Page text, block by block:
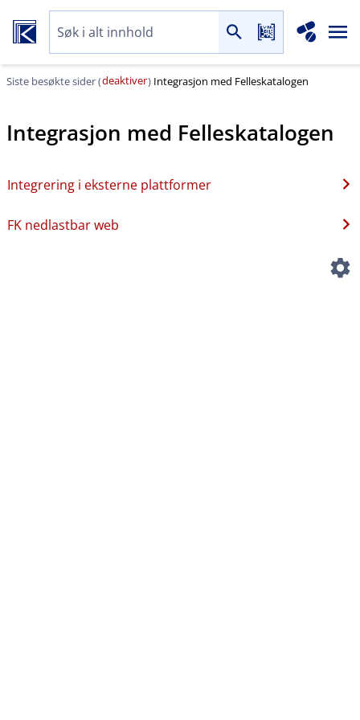
Siste besøkte sider (deaktiver) Integrasjon med Felleskatalogen
Integrasjon med Felleskatalogen
Integrering i eksterne plattformer
FK nedlastbar web